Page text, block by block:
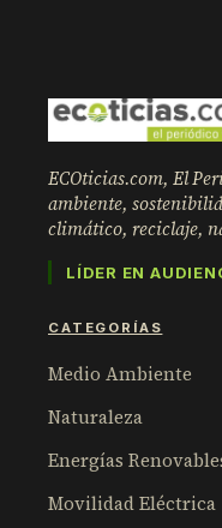
ECOticias.com, El
ambiente,
climático, reciclaje,
LÍDER EN
CATEGORÍAS
Medio Ambiente
Naturaleza
Energías
Movilidad Eléctrica